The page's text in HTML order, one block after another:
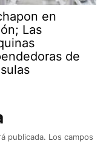
en
Las
de
publicada. Los campos